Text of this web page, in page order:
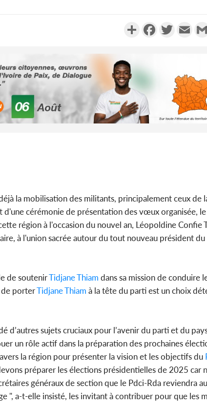
PartagerFacebookTwitterEmail
la mobilisation des militants, principalement ceux de
cérémonie de présentation des vœux organisée,
région à l'occasion du nouvel an, Léopoldine Confie
à l'union sacrée autour du tout nouveau président du
de soutenirTidjane Thiam dans sa mission de conduire
porterTidjane Thiam à la tête du parti est un choix
sujets cruciaux pour l’avenir du parti et du
un rôle actif dans la préparation des prochaines
la région pour présenter la vision et les objectifs du
préparer les élections présidentielles de 2025 car
généraux de section que le Pdci-Rda reviendra
", a-t-elle insisté, les invitant à contribuer pour que les
Côte d'Ivoire
tragiques à
ayant fait 03
Côte d'Ivoire :